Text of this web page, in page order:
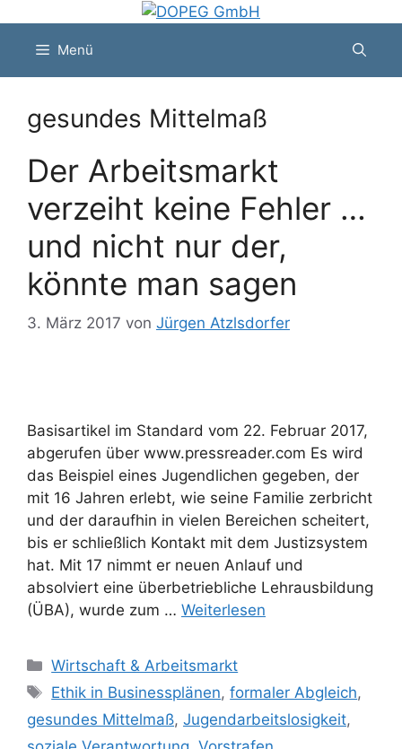
springenMenü
gesundes Mittelmaß
Der Arbeitsmarkt
verzeiht keine Fehler …
und nicht nur der,
könnte man sagen
3. März 2017 von Jürgen Atzlsdorfer
Basisartikel im Standard vom 22. Februar 2017,
abgerufen über www.pressreader.com Es wird
das Beispiel eines Jugendlichen gegeben, der
mit 16 Jahren erlebt, wie seine Familie zerbricht
und der daraufhin in vielen Bereichen scheitert,
bis er schließlich Kontakt mit dem Justizsystem
hat. Mit 17 nimmt er neuen Anlauf und
absolviert eine überbetriebliche Lehrausbildung
(ÜBA), wurde zum … Weiterlesen
Kategorien
Wirtschaft & Arbeitsmarkt
Schlagwörter
Ethik in Businessplänen,formaler Abgleich,
gesundes Mittelmaß, Jugendarbeitslosigkeit,